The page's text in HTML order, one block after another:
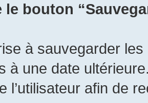
le bouton
à sauvegarder
à une date
l’utilisateur afin de